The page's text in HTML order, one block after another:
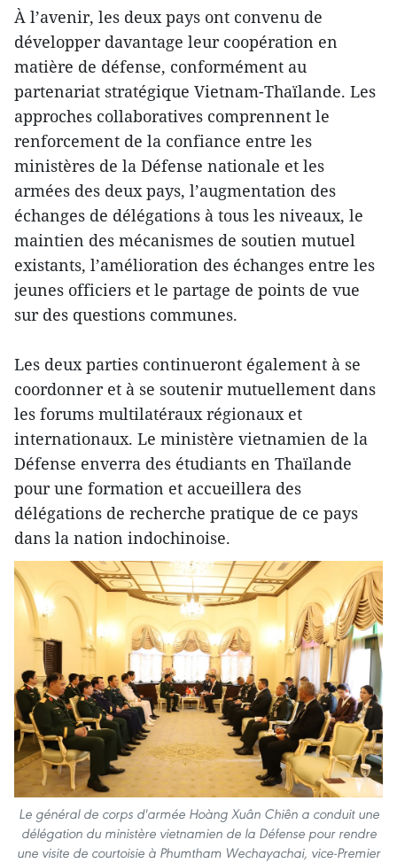
À l’avenir, les deux pays ont convenu de
développer davantage leur coopération en
matière de défense, conformément au
partenariat stratégique Vietnam-Thaïlande. Les
approches collaboratives comprennent le
renforcement de la confiance entre les
ministères de la Défense nationale et les
armées des deux pays, l’augmentation des
échanges de délégations à tous les niveaux, le
maintien des mécanismes de soutien mutuel
existants, l’amélioration des échanges entre les
jeunes officiers et le partage de points de vue
sur des questions communes.
Les deux parties continueront également à se
coordonner et à se soutenir mutuellement dans
les forums multilatéraux régionaux et
internationaux. Le ministère vietnamien de la
Défense enverra des étudiants en Thaïlande
pour une formation et accueillera des
délégations de recherche pratique de ce pays
dans la nation indochinoise.
Le général de corps d'armée Hoàng Xuân Chiên a conduit une
délégation du ministère vietnamien de la Défense pour rendre
une visite de courtoisie à Phumtham Wechayachai, vice-Premier